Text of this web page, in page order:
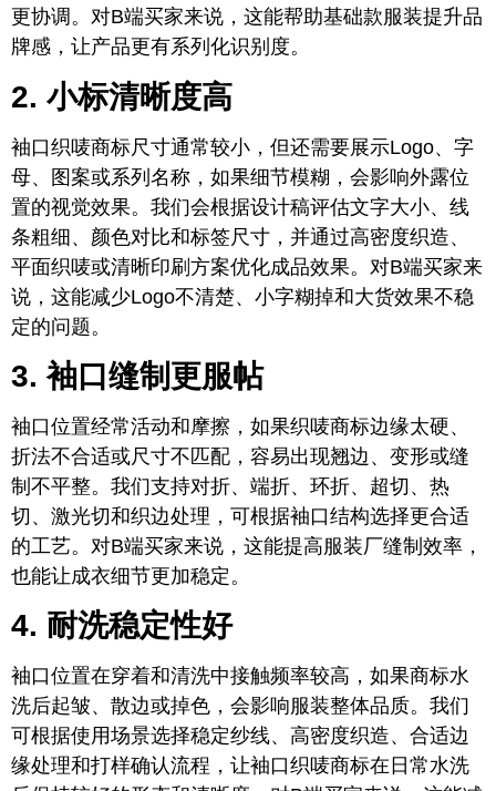
更协调。对B端买家来说，这能帮助基础款服装提升品
牌感，让产品更有系列化识别度。
2. 小标清晰度高
袖口织唛商标尺寸通常较小，但还需要展示Logo、字
母、图案或系列名称，如果细节模糊，会影响外露位
置的视觉效果。我们会根据设计稿评估文字大小、线
条粗细、颜色对比和标签尺寸，并通过高密度织造、
平面织唛或清晰印刷方案优化成品效果。对B端买家来
说，这能减少Logo不清楚、小字糊掉和大货效果不稳
定的问题。
3. 袖口缝制更服帖
袖口位置经常活动和摩擦，如果织唛商标边缘太硬、
折法不合适或尺寸不匹配，容易出现翘边、变形或缝
制不平整。我们支持对折、端折、环折、超切、热
切、激光切和织边处理，可根据袖口结构选择更合适
的工艺。对B端买家来说，这能提高服装厂缝制效率，
也能让成衣细节更加稳定。
4. 耐洗稳定性好
袖口位置在穿着和清洗中接触频率较高，如果商标水
洗后起皱、散边或掉色，会影响服装整体品质。我们
可根据使用场景选择稳定纱线、高密度织造、合适边
缘处理和打样确认流程，让袖口织唛商标在日常水洗